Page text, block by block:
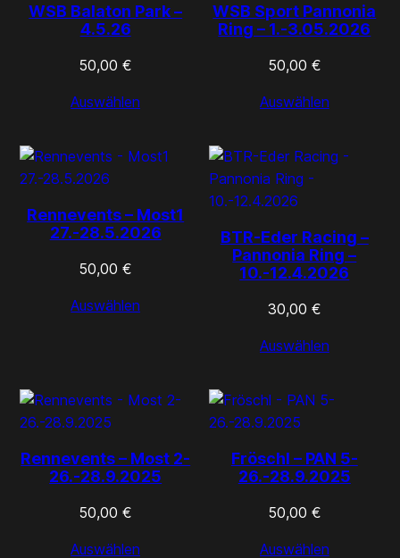
WSB Balaton Park –
4.5.26
50,00€
Auswählen
WSB Sport Pannonia
Ring – 1.-3.05.2026
50,00 €
Auswählen
Rennevents – Most1
27.-28.5.2026
50,00€
Auswählen
BTR-Eder Racing –
Pannonia Ring –
10.-12.4.2026
30,00 €
Auswählen
Rennevents – Most 2-
26.-28.9.2025
50,00€
Auswählen
Fröschl – PAN 5-
26.-28.9.2025
50,00 €
Auswählen